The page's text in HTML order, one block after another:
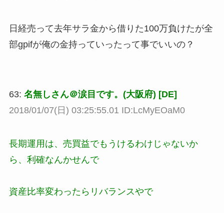
日経売って去年サラ金から借りた100万負けたが全
部gpifが俺の金持っていったって事でいいの？
63: 名無しさん＠涙目です。(大阪府) [DE]
2018/01/07(日) 03:25:55.01 ID:LcMyEOaM0
長期運用は、売買益でもうけるわけじゃないか
ら、利確なんかせんで
資産比率変わったらリバランスやで